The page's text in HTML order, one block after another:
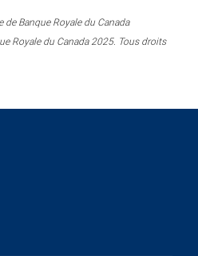
de Banque Royale du Canada
Royale du Canada 2025. Tous droits